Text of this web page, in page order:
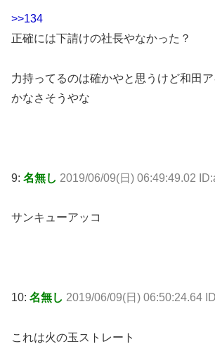
>>134
正確には下請けの社長やなかった？
力持ってるのは確かやと思うけど和田
かなさそうやな
9: 名無し 2019/06/09(日) 06:49:49.02
サンキューアッコ
10: 名無し 2019/06/09(日) 06:50:24.64
これは火の玉ストレート